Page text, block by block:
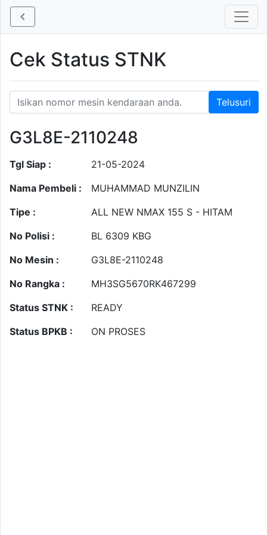
Cek Status STNK
G3L8E-2110248
Tgl Siap :
21-05-2024
Nama Pembeli :
MUHAMMAD MUNZILIN
Tipe :
ALL NEW NMAX 155 S - HITAM
No Polisi :
BL 6309 KBG
No Mesin :
G3L8E-2110248
No Rangka :
MH3SG5670RK467299
Status STNK :
READY
Status BPKB :
ON PROSES